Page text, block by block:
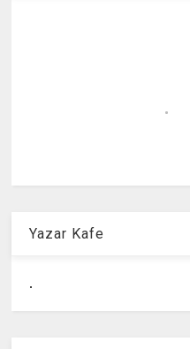
Yazar Kafe
.